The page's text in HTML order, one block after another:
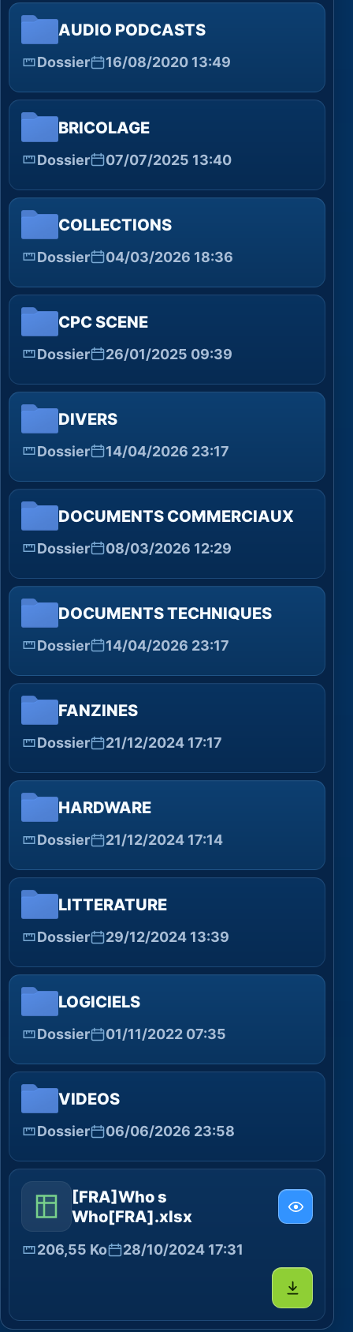
AUDIO PODCASTS
Dossier 16/08/2020 13:49
BRICOLAGE
Dossier 07/07/2025 13:40
COLLECTIONS
Dossier 04/03/2026 18:36
CPC SCENE
Dossier 26/01/2025 09:39
DIVERS
Dossier 14/04/2026 23:17
DOCUMENTS COMMERCIAUX
Dossier 08/03/2026 12:29
DOCUMENTS TECHNIQUES
Dossier 14/04/2026 23:17
FANZINES
Dossier 21/12/2024 17:17
HARDWARE
Dossier 21/12/2024 17:14
LITTERATURE
Dossier 29/12/2024 13:39
LOGICIELS
Dossier 01/11/2022 07:35
VIDEOS
Dossier 06/06/2026 23:58
[FRA]Who s
Who[FRA].xlsx
206,55 Ko 28/10/2024 17:31